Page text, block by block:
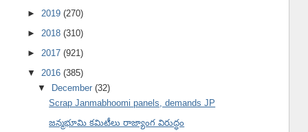
► 2019 (270)
► 2018 (310)
► 2017 (921)
▼ 2016 (385)
▼
December(32)
Scrap Janmabhoomi panels, demands JP
జన్మభూమి కమిటీలు రాజ్యాంగ విరుద్ధం